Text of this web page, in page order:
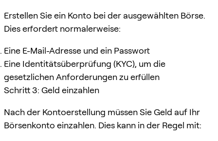
Erstellen Sie ein Konto bei der ausgewählten Börse.
Dies erfordert normalerweise:
Eine E-Mail-Adresse und ein Passwort
Eine Identitätsüberprüfung (KYC), um die
gesetzlichen Anforderungen zu erfüllen
Schritt 3: Geld einzahlen
Nach der Kontoerstellung müssen Sie Geld auf Ihr
Börsenkonto einzahlen. Dies kann in der Regel mit: